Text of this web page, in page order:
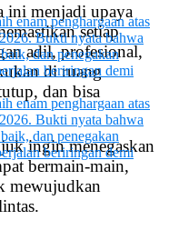
ini menjadi upaya
setiap
adil, profesional,
di ruang
dan bisa
ingin menegaskan
bermain-main,
mewujudkan